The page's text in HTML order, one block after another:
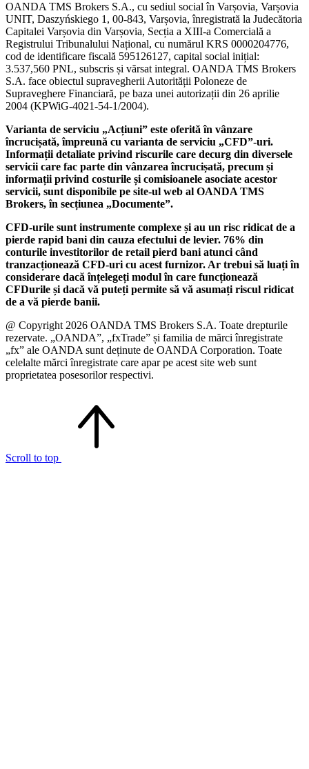
OANDA TMS Brokers S.A., cu sediul social în Varșovia, Varșovia
UNIT, Daszyńskiego 1, 00-843, Varșovia, înregistrată la Judecătoria
Capitalei Varșovia din Varșovia, Secția a XIII-a Comercială a
Registrului Tribunalului Național, cu numărul KRS 0000204776,
cod de identificare fiscală 595126127, capital social inițial:
3.537,560 PNL, subscris și vărsat integral. OANDA TMS Brokers
S.A. face obiectul supravegherii Autorității Poloneze de
Supraveghere Financiară, pe baza unei autorizații din 26 aprilie
2004 (KPWiG-4021-54-1/2004).
Varianta de serviciu „Acțiuni” este oferită în vânzare
încrucișată, împreună cu varianta de serviciu „CFD”-uri.
Informații detaliate privind riscurile care decurg din diversele
servicii care fac parte din vânzarea încrucișată, precum și
informații privind costurile și comisioanele asociate acestor
servicii, sunt disponibile pe site-ul web al OANDA TMS
Brokers, în secțiunea „Documente”.
CFD-urile sunt instrumente complexe și au un risc ridicat de a
pierde rapid bani din cauza efectului de levier. 76% din
conturile investitorilor de retail pierd bani atunci când
tranzacționează CFD-uri cu acest furnizor. Ar trebui să luați în
considerare dacă înțelegeți modul în care funcționează
CFDurile și dacă vă puteți permite să vă asumați riscul ridicat
de a vă pierde banii.
@ Copyright 2026 OANDA TMS Brokers S.A. Toate drepturile
rezervate. „OANDA”, „fxTrade” și familia de mărci înregistrate
„fx” ale OANDA sunt deținute de OANDA Corporation. Toate
celelalte mărci înregistrate care apar pe acest site web sunt
proprietatea posesorilor respectivi.
Scroll to top